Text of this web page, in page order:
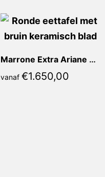
Marrone Extra Ariane Rond
vanaf €1.650,00